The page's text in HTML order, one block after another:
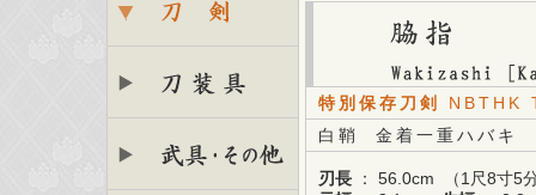
特別保存刀剣 NBTHK
白鞘 金着一重ハバキ
刃長 ： 56.0cm （1尺8寸